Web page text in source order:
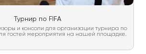
Турнир по FIFA
и консоли для организации турнира по
гостей мероприятия на нашей площадке.